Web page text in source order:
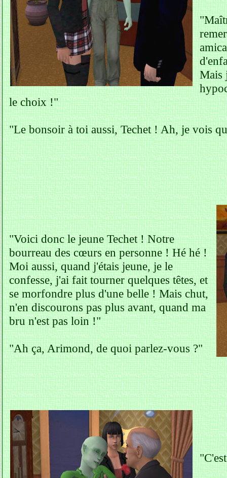
Mais
le choix !"
"Le bonsoir à toi aussi, Techet ! Ah, je vois
"Voici donc le jeune Techet ! Notre
bourreau des cœurs en personne ! Hé hé !
Moi aussi, quand j'étais jeune, je le
confesse, j'ai fait tourner quelques têtes, et
se morfondre plus d'une belle ! Mais chut,
n'en discourons pas plus avant, quand ma
bru n'est pas loin !"
"Ah ça, Arimond, de quoi parlez-vous ?"